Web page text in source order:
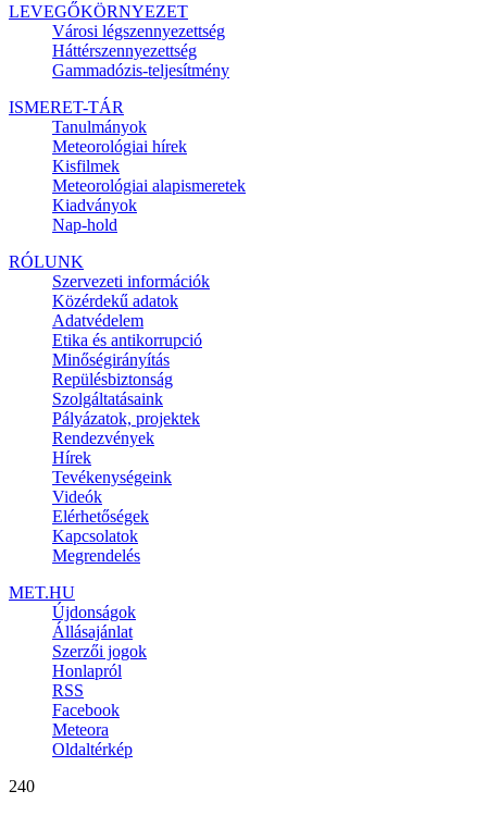
LEVEGŐKÖRNYEZET
Városi légszennyezettség
Háttérszennyezettség
Gammadózis-teljesítmény
ISMERET-TÁR
Tanulmányok
Meteorológiai hírek
Kisfilmek
Meteorológiai alapismeretek
Kiadványok
Nap-hold
RÓLUNK
Szervezeti információk
Közérdekű adatok
Adatvédelem
Etika és antikorrupció
Minőségirányítás
Repülésbiztonság
Szolgáltatásaink
Pályázatok, projektek
Rendezvények
Hírek
Tevékenységeink
Videók
Elérhetőségek
Kapcsolatok
Megrendelés
MET.HU
Újdonságok
Állásajánlat
Szerzői jogok
Honlapról
RSS
Facebook
Meteora
Oldaltérkép
240